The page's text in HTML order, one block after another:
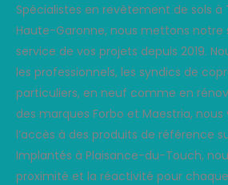
Spécialistes en revêtement de sols à
Haute-Garonne, nous mettons notre
service de vos projets depuis 2019.
les professionnels, les syndics de
particuliers, en neuf comme en
des marques Forbo et Maestria, nous
l’accès à des produits de référence
Implantés à Plaisance-du-Touch,
proximité et la réactivité pour